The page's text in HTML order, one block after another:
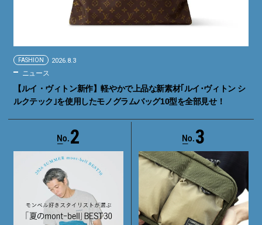
FASHION 2026.8.3
ニュース
【ルイ・ヴィトン新作】軽やかで上品な新素材｢ルイ･ヴィトン シ
ルクテック｣を使用したモノグラムバッグ10型を全部見せ！
2 3